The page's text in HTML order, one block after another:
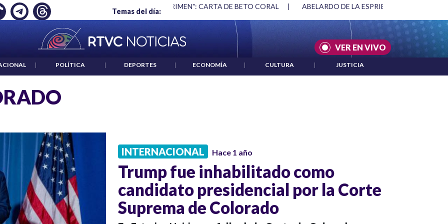
Temas del día:
EMPLEO: JP MORGAN "HABLAR NO ES UN CRIMEN": CARTA DE BETO CORAL | ABELARDO DE LA ESPRIELLA Y DMG
VER EN VIVO
| POLÍTICA | DEPORTES | ECONOMÍA | CULTURA | JUSTICIA
INTERNACIONAL Hace 1 año
Trump fue inhabilitado como
candidato presidencial por la Corte
Suprema de Colorado